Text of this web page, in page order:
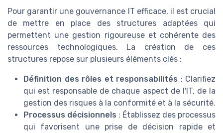
Pour garantir une gouvernance IT efficace, il est crucial
de mettre en place des structures adaptées qui
permettent une gestion rigoureuse et cohérente des
ressources technologiques. La création de ces
structures repose sur plusieurs éléments clés :
Définition des rôles et responsabilités : Clarifiez
qui est responsable de chaque aspect de l'IT, de la
gestion des risques à la conformité et à la sécurité.
Processus décisionnels : Établissez des processus
qui favorisent une prise de décision rapide et